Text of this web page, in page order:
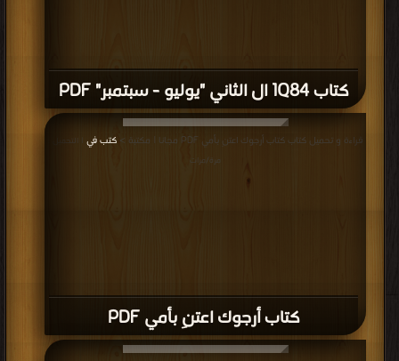
كتاب 1Q84 ال الثاني "يوليو - سبتمبر" PDF
كتاب أرجوك اعتنِ بأمي PDF
قراءة و تحميل كتاب كتاب أرجوك اعتنِ بأمي PDF مجانا | مكتبة > كتب في
| التحميل :
مرة/مرات